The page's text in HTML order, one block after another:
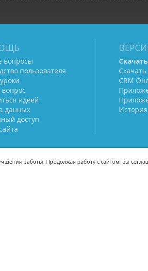
вопросы
пользователя
вопрос
идеей
данных
доступ
CRM
работы. Продолжая работу с сайтом, вы